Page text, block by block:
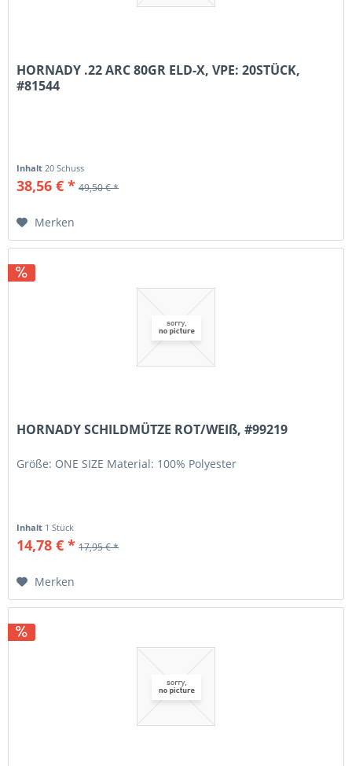
HORNADY .22 ARC 80GR ELD-X, VPE: 20STÜCK,
#81544
Inhalt20 Schuss
38,56 € * 49,50 € *
Merken
HORNADY SCHILDMÜTZE ROT/WEIß, #99219
Größe: ONE SIZE Material: 100% Polyester
Inhalt 1 Stück
14,78 € * 17,95 € *
Merken